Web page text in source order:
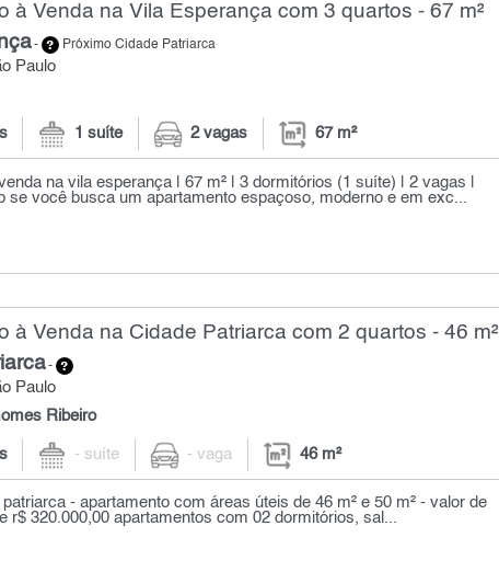
à Venda na Vila Esperança com 3 quartos - 67 m²
- Próximo Cidade Patriarca
Paulo
1 suíte 2 vagas 67 m²
na vila esperança | 67 m² | 3 dormitórios (1 suíte) | 2 vagas |
se você busca um apartamento espaçoso, moderno e em exc...
à Venda na Cidade Patriarca com 2 quartos - 46 m²
-
Paulo
Ribeiro
- suíte - vaga 46 m²
- apartamento com áreas úteis de 46 m² e 50 m² - valor de
r$ 320.000,00 apartamentos com 02 dormitórios, sal...